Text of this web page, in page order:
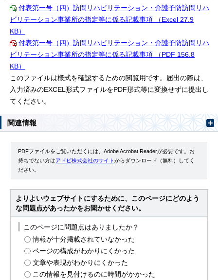
付表第一号（四）訪問リハビリテーション・介護予防訪問リハ
ビリテーション事業所の指定等に係る記載事項 （Excel 27.9
KB）
付表第一号（四）訪問リハビリテーション・介護予防訪問リハ
ビリテーション事業所の指定等に係る記載事項 （PDF 156.8
KB）
このファイルは様式を確認するための閲覧用です。届出の際は、
入力済みのEXCEL形式ファイルをPDF形式等に変換せずに提出し
てください。
関連情報
PDFファイルをご覧いただくには、Adobe Acrobat Readerが必要です。お
持ちでない方はアドビ株式会社のサイトからダウンロード（無料）してく
ださい。
よりよいウェブサイトにするために、このページにどのよう
な問題点があったかをお聞かせください。
このページに問題点はありましたか？
情報が十分掲載されていなかった
ページの構成がわかりにくかった
文章や表現がわかりにくかった
この情報を見付けるのに時間がかかった